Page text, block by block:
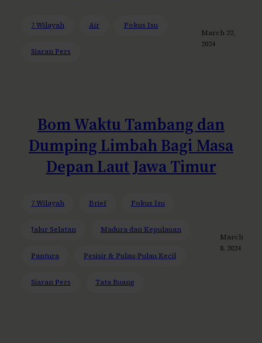
7 Wilayah Air Fokus Isu
Siaran Pers
March 22,
2024
Bom Waktu Tambang dan
Dumping Limbah Bagi Masa
Depan Laut Jawa Timur
7 Wilayah Brief Fokus Isu
Jalur Selatan Madura dan Kepulauan
Pantura Pesisir & Pulau-Pulau Kecil
Siaran Pers Tata Ruang
March
8, 2024